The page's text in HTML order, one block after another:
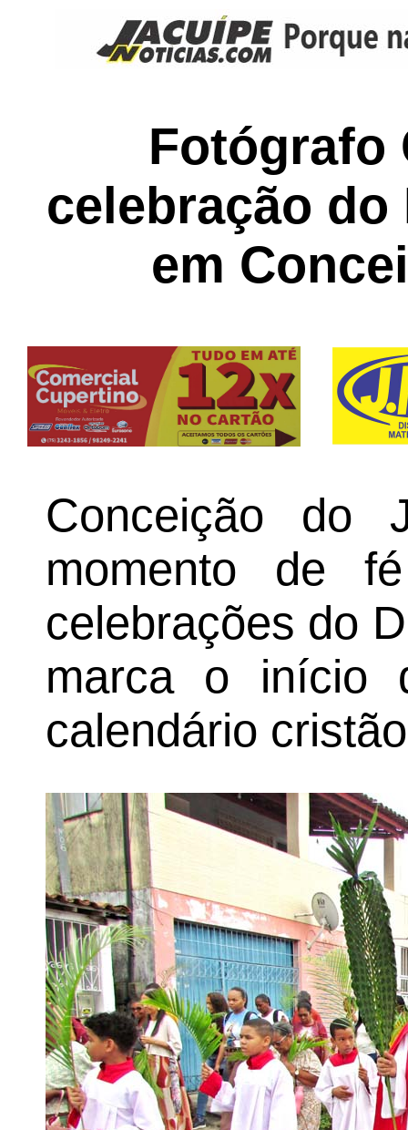
Fotógrafo
celebração do
em
Conceição do
momento de
celebrações do
marca o início
calendário